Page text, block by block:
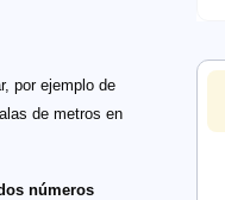
por ejemplo de
de metros en
números